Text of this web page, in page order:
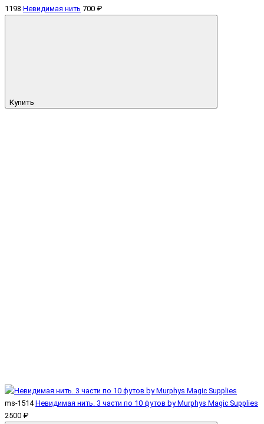
1198 Невидимая нить 700 ₽
Купить
ms-1514 Невидимая нить. 3 части по 10 футов by Murphys Magic Supplies
2500 ₽